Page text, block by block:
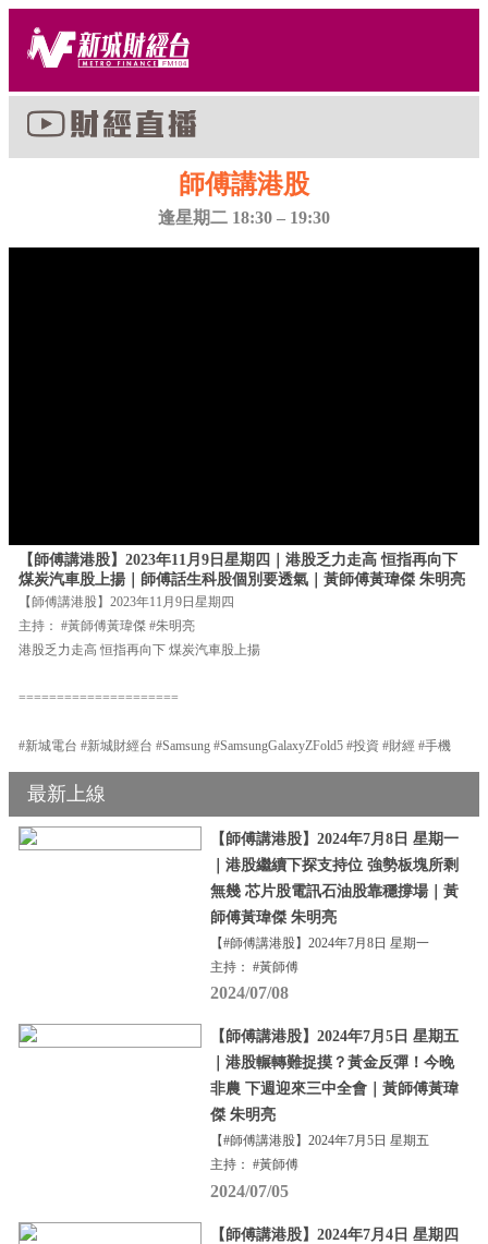
師傅講港股
逢星期二 18:30 – 19:30
【師傅講港股】2023年11月9日星期四｜港股乏力走高 恒指再向下
煤炭汽車股上揚｜師傅話生科股個別要透氣｜黃師傅黃瑋傑 朱明亮
【師傅講港股】2023年11月9日星期四
主持： #黃師傅黃瑋傑 #朱明亮
港股乏力走高 恒指再向下 煤炭汽車股上揚
=====================
#新城電台 #新城財經台 #Samsung #SamsungGalaxyZFold5 #投資 #財經 #手機
最新上線
【師傅講港股】2024年7月8日 星期一
｜港股繼續下探支持位 強勢板塊所剩
無幾 芯片股電訊石油股靠穩撐場｜黃
師傅黃瑋傑 朱明亮
【#師傅講港股】2024年7月8日 星期一
主持： #黃師傅
2024/07/08
【師傅講港股】2024年7月5日 星期五
｜港股輾轉難捉摸？黃金反彈！今晚
非農 下週迎來三中全會｜黃師傅黃瑋
傑 朱明亮
【#師傅講港股】2024年7月5日 星期五
主持： #黃師傅
2024/07/05
【師傅講港股】2024年7月4日 星期四